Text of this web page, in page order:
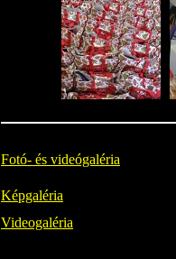
Fotó- és videógaléria
Képgaléria
Videogaléria